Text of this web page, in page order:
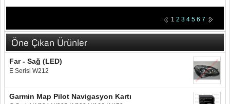
1 2 3 4 5 6 7
Öne Çıkan Ürünler
Far - Sağ (LED)
E Serisi W212
Garmin Map Pilot Navigasyon Kartı